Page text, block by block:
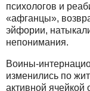
психологов и
«афганцы»,
эйфории,
непонимания.
Воины-
изменились по
активной ячейкой